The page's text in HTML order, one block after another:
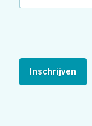
Inschrijven